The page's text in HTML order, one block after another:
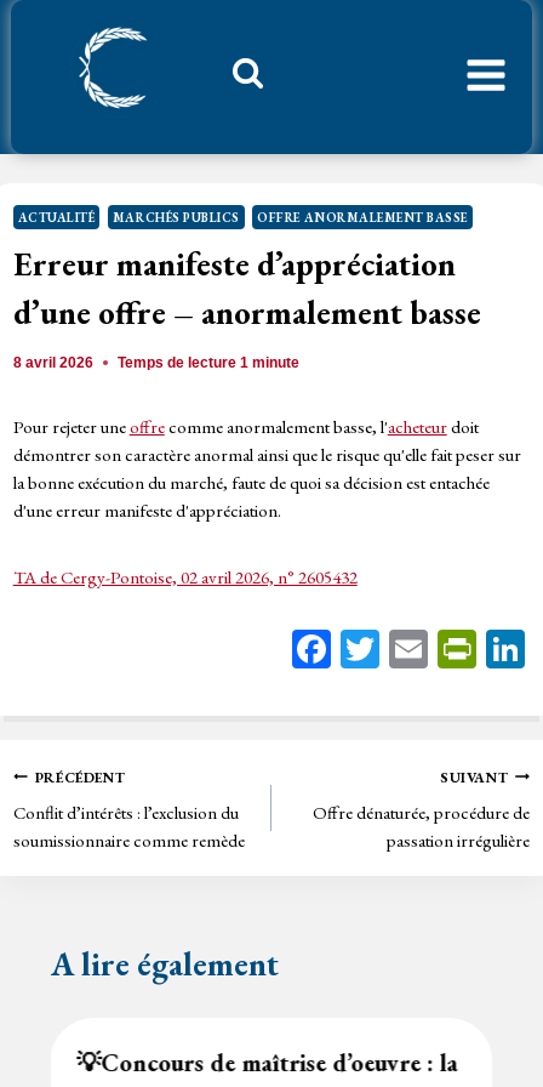
Aller
ACTUALITÉ MARCHÉS PUBLICS OFFRE ANORMALEMENT BASSE
Erreur manifeste d’appréciation
d’une offre – anormalement basse
8 avril 2026 Temps de lecture1 minute
Pour rejeter uneoffrecomme anormalement basse, l'acheteurdoit
démontrer son caractère anormal ainsi que le risque qu'elle fait peser sur
la bonne exécution du marché, faute de quoi sa décision est entachée
d'une erreur manifeste d'appréciation.
TA de Cergy-Pontoise, 02 avril 2026, n° 2605432
Fa
bo
T
tt
E
ail
Pr
tF
rie
n
dl
Navigation
de
PRÉCÉDENT
Conflit d’intérêts : l’exclusion du
soumissionnaire comme remède
SUIVANT
Offre dénaturée, procédure de
passation irrégulière
A lire également
💡Concours de maîtrise d’oeuvre : la